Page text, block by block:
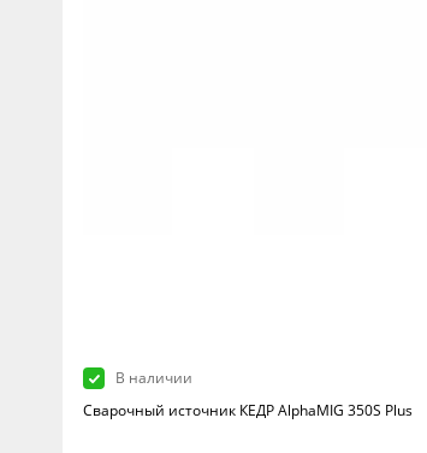
В наличии
Сварочный источник КЕДР AlphaMIG 350S Plus